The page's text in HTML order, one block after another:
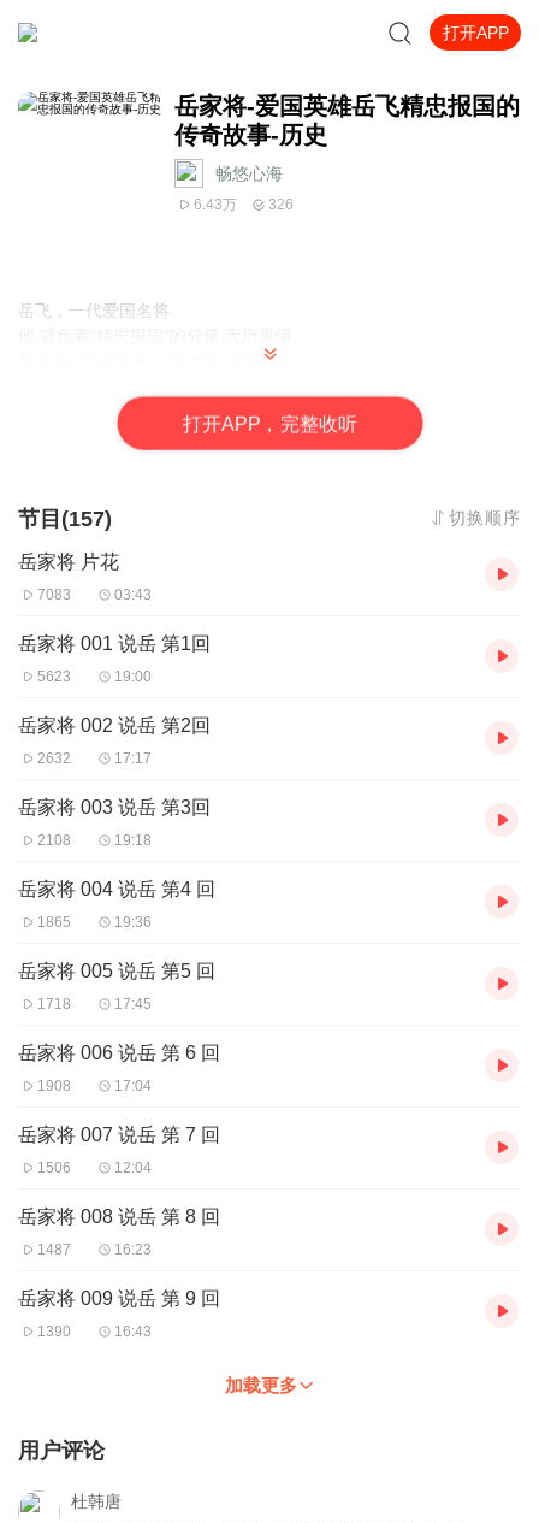
打开APP
岳家将-爱国英雄岳飞精忠报国的
传奇故事-历史
畅悠心海
6.43万 326
岳飞，一代爱国名将
他,扛起了"还我河山"的大旗,满腔热血。
立功汜水关,破贼南薰门,讨寇南北间；
收复襄阳六郡，转战两湖平杨幺。
进军朱仙镇，直指金军大本营。
可惜啊，被12道金牌，强令班师回朝；
在莫须有的罪名下，冤死风波亭。
打开APP，完整收听
节目(157) 切换顺序
岳家将 片花
7083 03:43
岳家将 001 说岳 第1回
5623 19:00
岳家将 002 说岳 第2回
2632 17:17
岳家将 003 说岳 第3回
2108 19:18
岳家将 004 说岳 第4 回
1865 19:36
岳家将 005 说岳 第5 回
1718 17:45
岳家将 006 说岳 第 6 回
1908 17:04
岳家将 007 说岳 第 7 回
1506 12:04
岳家将 008 说岳 第 8 回
1487 16:23
岳家将 009 说岳 第 9 回
1390 16:43
加载更多
用户评论
杜韩唐